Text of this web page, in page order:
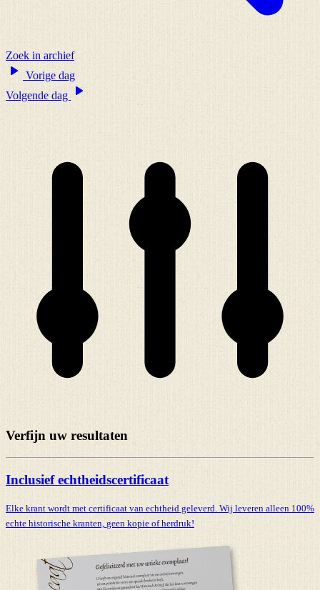
Zoek in archief
Vorige dag
Volgende dag
Verfijn uw resultaten
Inclusief echtheidscertificaat
Elke krant wordt met certificaat van echtheid geleverd. Wij leveren alleen 100%
echte historische kranten, geen kopie of herdruk!